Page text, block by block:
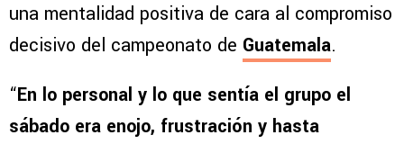
una mentalidad positiva de cara al compromiso
decisivo del campeonato de Guatemala.
“En lo personal y lo que sentía el grupo el
sábado era enojo, frustración y hasta